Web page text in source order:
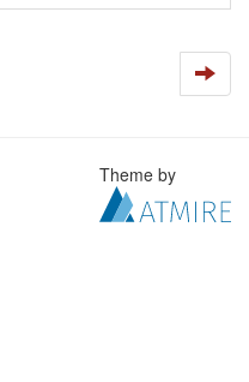
Theme by